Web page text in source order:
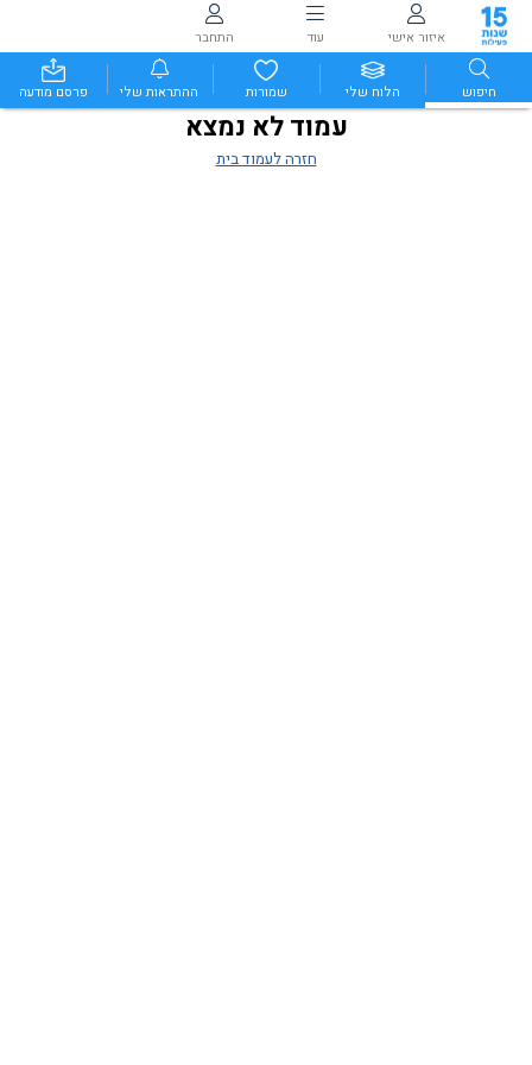
איזור אישי עוד התחבר
חיפוש הלוח שלי שמורות ההתראות שלי פרסם מודעה
עמוד לא נמצא
חזרה לעמוד בית